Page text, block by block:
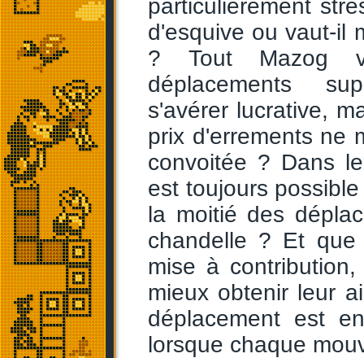
particulièrement
d'esquive ou vaut-il
? Tout Mazog
déplacements
s'avérer lucrative,
prix d'errements ne
convoitée ? Dans
est toujours
la moitié des
chandelle ? Et
mise à
mieux obtenir leur
déplacement est
lorsque chaque